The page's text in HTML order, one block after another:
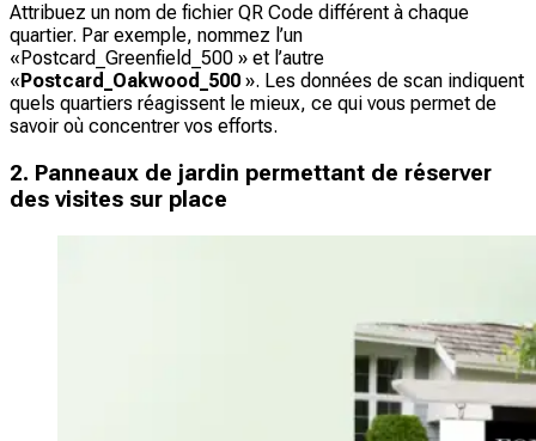
Attribuez un nom de fichier QR Code différent à chaque
quartier. Par exemple, nommez l’un
«Postcard_Greenfield_500 » et l’autre
«Postcard_Oakwood_500 ». Les données de scan indiquent
quels quartiers réagissent le mieux, ce qui vous permet de
savoir où concentrer vos efforts.
2. Panneaux de jardin permettant de réserver
des visites sur place